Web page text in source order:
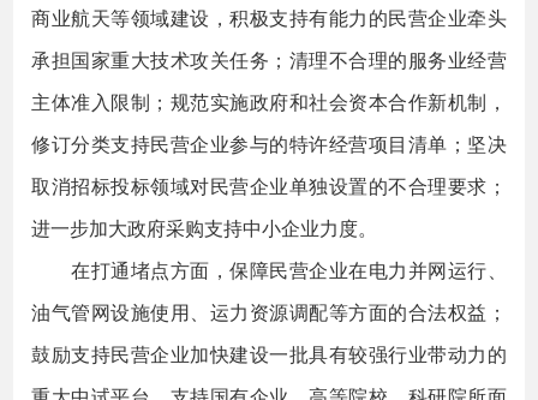
商业航天等领域建设，积极支持有能力的民营企业牵头
承担国家重大技术攻关任务；清理不合理的服务业经营
主体准入限制；规范实施政府和社会资本合作新机制，
修订分类支持民营企业参与的特许经营项目清单；坚决
取消招标投标领域对民营企业单独设置的不合理要求；
进一步加大政府采购支持中小企业力度。
在打通堵点方面，保障民营企业在电力并网运行、
油气管网设施使用、运力资源调配等方面的合法权益；
鼓励支持民营企业加快建设一批具有较强行业带动力的